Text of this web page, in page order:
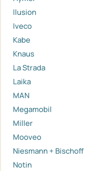
Ilusion
Iveco
Kabe
Knaus
La Strada
Laika
MAN
Megamobil
Miller
Mooveo
Niesmann + Bischoff
Notin